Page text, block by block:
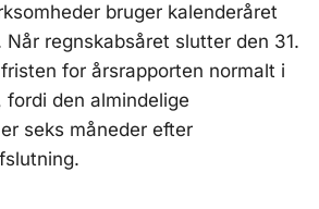
bruger kalenderåret
Når regnskabsåret slutter den 31.
for årsrapporten normalt i
den almindelige
seks måneder efter